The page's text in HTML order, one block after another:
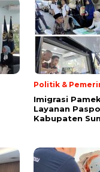
Politik &
Imigrasi
Layanan
Kabupaten